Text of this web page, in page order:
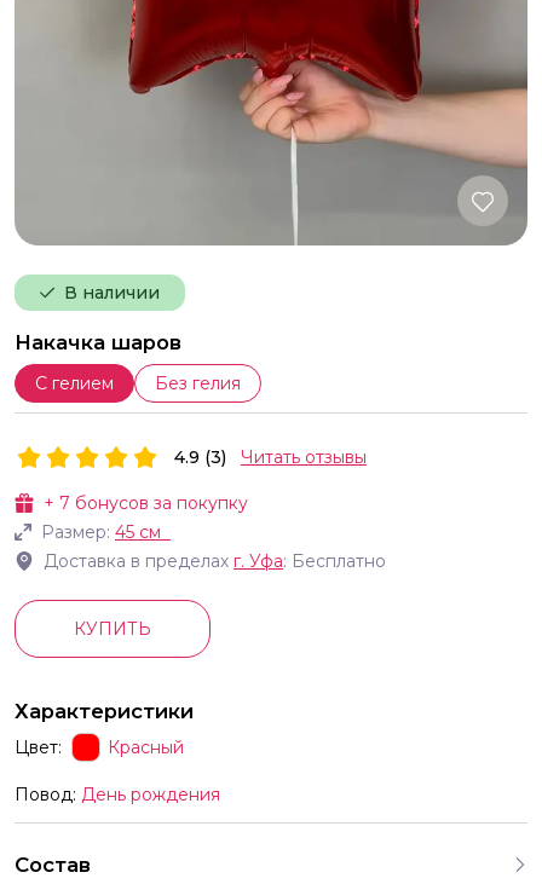
В наличии
Накачка шаров
С гелием Без гелия
+ 7 бонусов за покупку
Размер: 45 см
Доставка в пределах г. Уфа: Бесплатно
4.9 (3) Читать отзывы
КУПИТЬ
Характеристики
Цвет: Красный
Повод: День рождения
Состав